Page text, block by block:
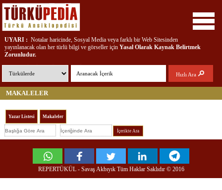
UYARI : Notalar haricinde, Sosyal Media veya farklı bir Web Sitesinden
yayınlanacak olan her türlü bilgi ve görseller için Yasal Olarak Kaynak Belirtmek
Zorunludur.
Emektarlarına ait bilgi, belge, doküman ve ses kayıtları içeren interaktif bir
kütüphanedir...
Hızlı Ara
MAKALELER
Yazar Listesi Makaleler
İçerikte Ara
REPERTÜKÜL - Savaş Akbıyık Tüm Haklar Saklıdır © 2016